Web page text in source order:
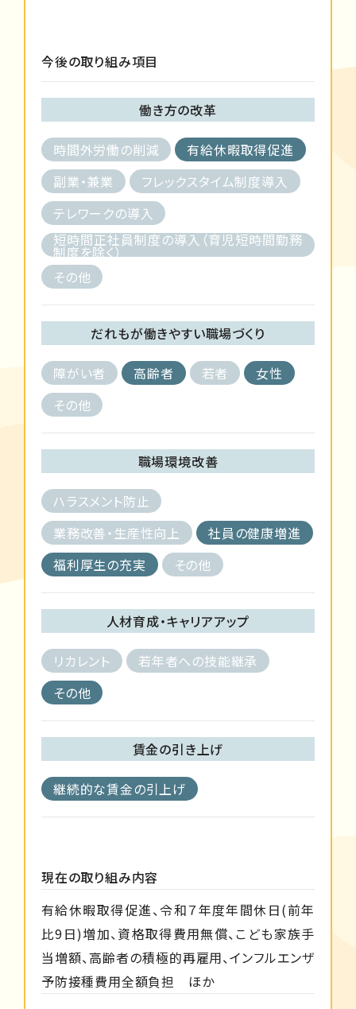
今後の取り組み項目
働き方の改革
時間外労働の削減
有給休暇取得促進
副業・兼業
フレックスタイム制度導入
テレワークの導入
短時間正社員制度の導入（育児短時間勤務
制度を除く）
その他
だれもが働きやすい職場づくり
障がい者 高齢者 若者
女性
その他
職場環境改善
ハラスメント防止
業務改善・生産性向上
社員の健康増進
福利厚生の充実
その他
人材育成・キャリアアップ
リカレント
若年者への技能継承
その他
賃金の引き上げ
継続的な賃金の引上げ
現在の取り組み内容
有給休暇取得促進、令和７年度年間休日(前年
比9日)増加、資格取得費用無償、こども家族手
当増額、高齢者の積極的再雇用、インフルエンザ
予防接種費用全額負担 ほか